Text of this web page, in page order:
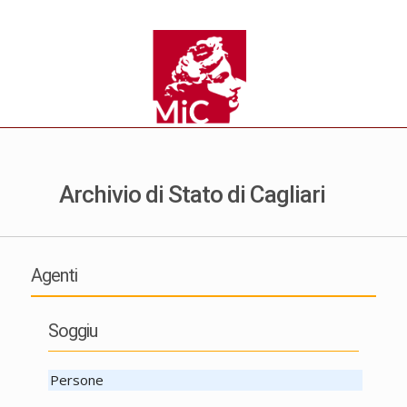
Archivio di Stato di Cagliari
Agenti
Soggiu
Persone